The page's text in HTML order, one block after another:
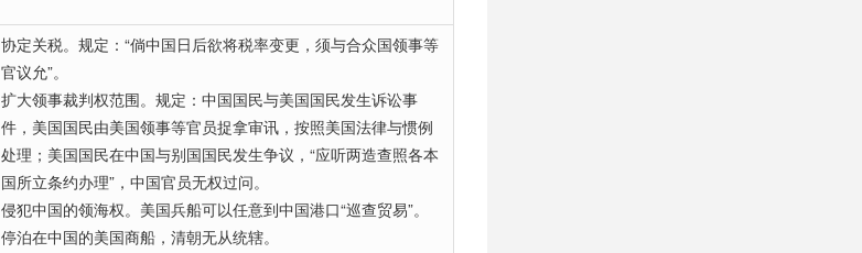
协定关税。规定：“倘中国日后欲将税率变更，须与合众国领事等
官议允”。
扩大领事裁判权范围。规定：中国国民与美国国民发生诉讼事
件，美国国民由美国领事等官员捉拿审讯，按照美国法律与惯例
处理；美国国民在中国与别国国民发生争议，“应听两造查照各本
国所立条约办理”，中国官员无权过问。
侵犯中国的领海权。美国兵船可以任意到中国港口“巡查贸易”。
停泊在中国的美国商船，清朝无从统辖。